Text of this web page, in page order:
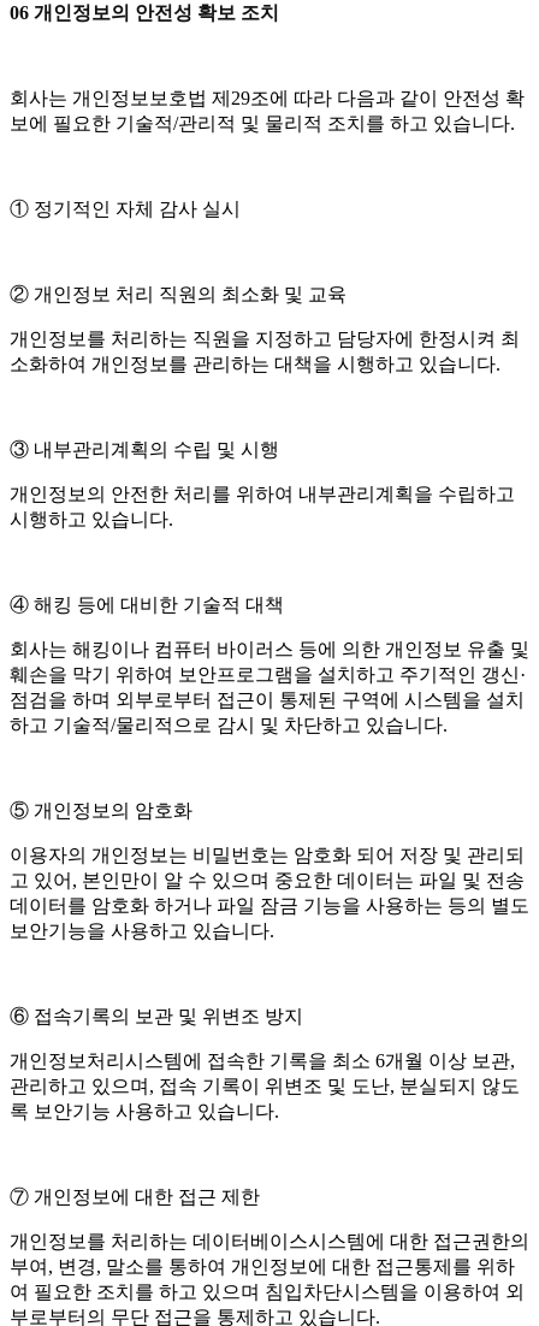
06 개인정보의 안전성 확보 조치
회사는 개인정보보호법 제29조에 따라 다음과 같이 안전성 확
보에 필요한 기술적/관리적 및 물리적 조치를 하고 있습니다.
① 정기적인 자체 감사 실시
② 개인정보 처리 직원의 최소화 및 교육
개인정보를 처리하는 직원을 지정하고 담당자에 한정시켜 최
소화하여 개인정보를 관리하는 대책을 시행하고 있습니다.
③ 내부관리계획의 수립 및 시행
개인정보의 안전한 처리를 위하여 내부관리계획을 수립하고
시행하고 있습니다.
④ 해킹 등에 대비한 기술적 대책
회사는 해킹이나 컴퓨터 바이러스 등에 의한 개인정보 유출 및
훼손을 막기 위하여 보안프로그램을 설치하고 주기적인 갱신·
점검을 하며 외부로부터 접근이 통제된 구역에 시스템을 설치
하고 기술적/물리적으로 감시 및 차단하고 있습니다.
⑤ 개인정보의 암호화
이용자의 개인정보는 비밀번호는 암호화 되어 저장 및 관리되
고 있어, 본인만이 알 수 있으며 중요한 데이터는 파일 및 전송
데이터를 암호화 하거나 파일 잠금 기능을 사용하는 등의 별도
보안기능을 사용하고 있습니다.
⑥ 접속기록의 보관 및 위변조 방지
개인정보처리시스템에 접속한 기록을 최소 6개월 이상 보관,
관리하고 있으며, 접속 기록이 위변조 및 도난, 분실되지 않도
록 보안기능 사용하고 있습니다.
⑦ 개인정보에 대한 접근 제한
개인정보를 처리하는 데이터베이스시스템에 대한 접근권한의
부여, 변경, 말소를 통하여 개인정보에 대한 접근통제를 위하
여 필요한 조치를 하고 있으며 침입차단시스템을 이용하여 외
부로부터의 무단 접근을 통제하고 있습니다.